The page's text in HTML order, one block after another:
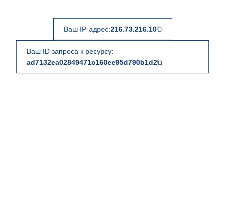
Ваш IP-адрес:216.73.216.10
Ваш ID запроса к ресурсу:
ad7132ea02849471c160ee95d790b1d2